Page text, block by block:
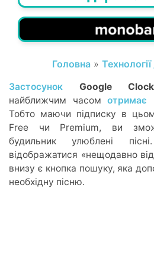
Головна »
Застосунок Google
найближчим часомотримає
Тобто маючи підписку в
Free чи Premium, ви
будильник улюблені
відображатися «нещодавно
внизу є кнопка пошуку, яка
необхідну пісню.